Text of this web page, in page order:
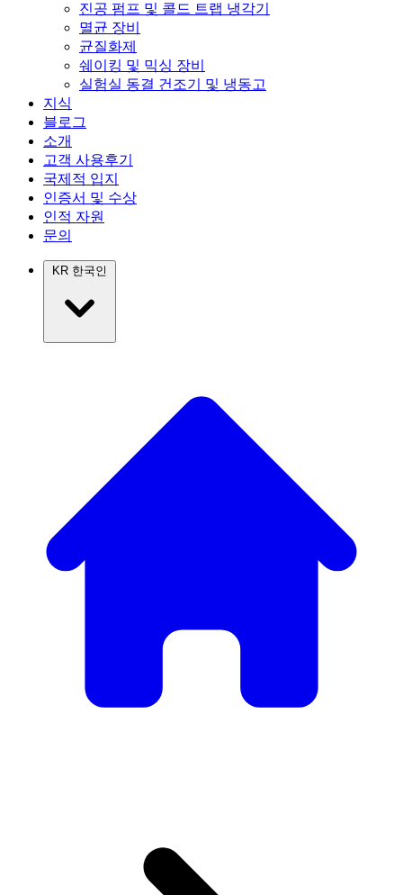
진공 펌프 및 콜드 트랩 냉각기
멸균 장비
균질화제
쉐이킹 및 믹싱 장비
실험실 동결 건조기 및 냉동고
지식
블로그
소개
고객 사용후기
국제적 입지
인증서 및 수상
인적 자원
문의
KR 한국인